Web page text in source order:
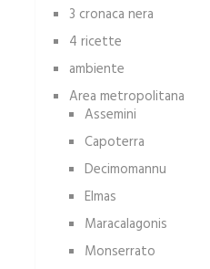
3 cronaca nera
4 ricette
ambiente
Area metropolitana
Assemini
Capoterra
Decimomannu
Elmas
Maracalagonis
Monserrato